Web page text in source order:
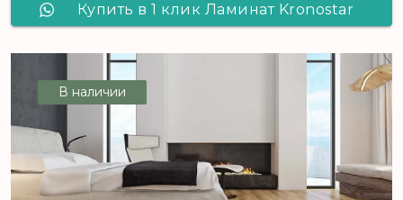
Купить в 1 клик Ламинат Kronostar
В наличии